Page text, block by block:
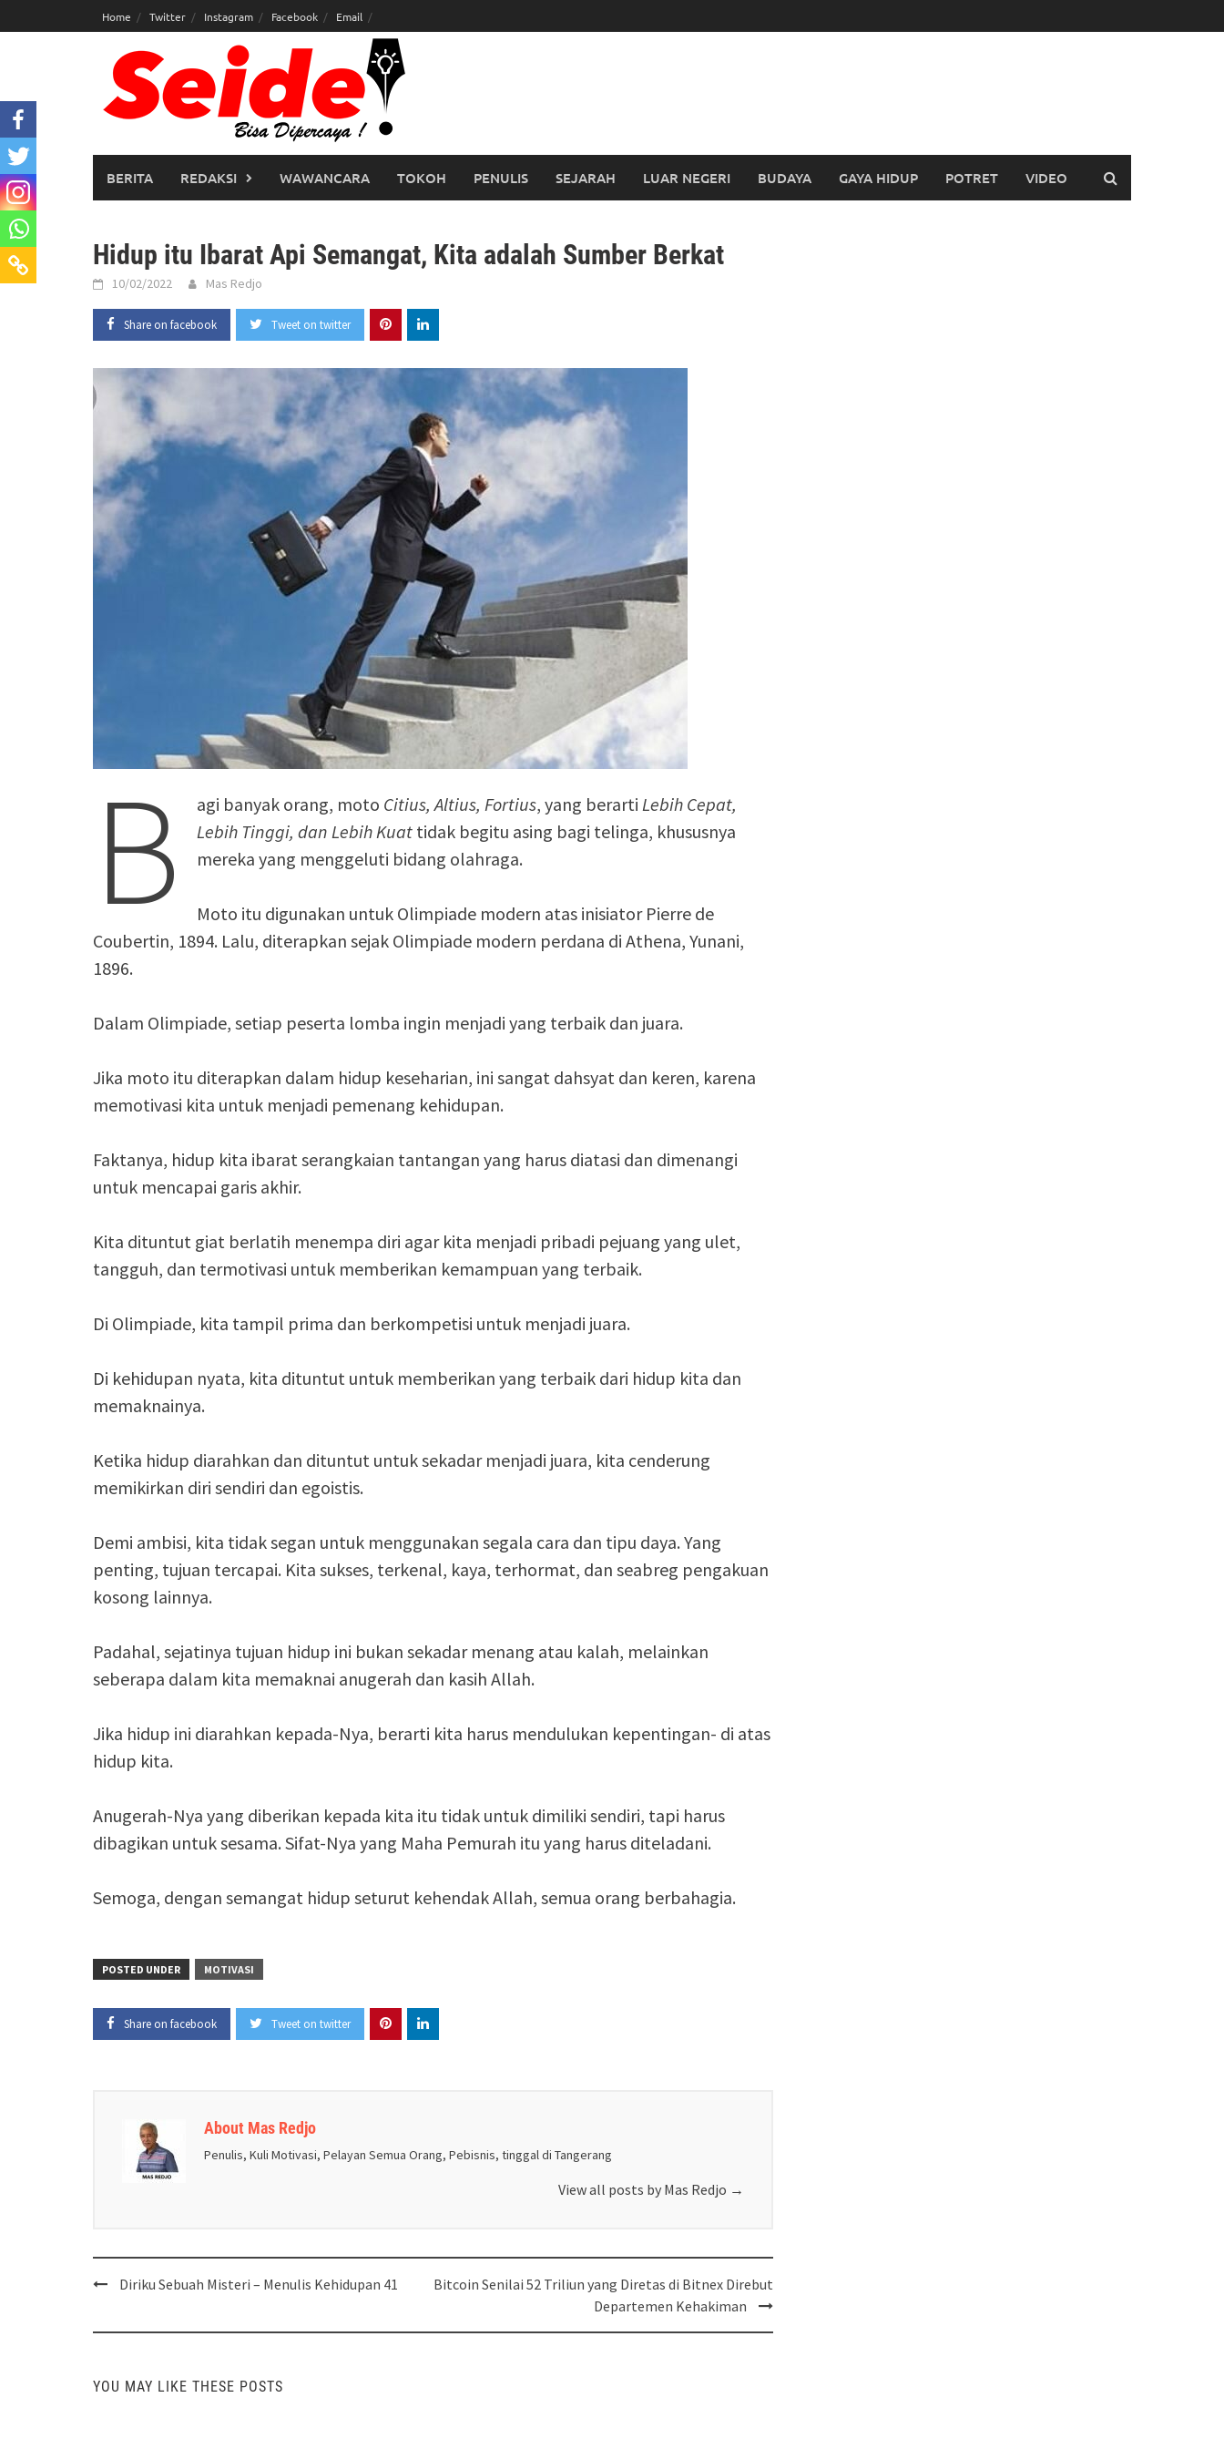
to
Home Twitter Instagram Facebook Email
BERITA REDAKSI WAWANCARA TOKOH PENULIS SEJARAH LUAR NEGERI BUDAYA GAYA HIDUP POTRET VIDEO
Hidup itu Ibarat Api Semangat, Kita adalah Sumber Berkat
10/02/2022 Mas Redjo
Share on facebook Tweet on twitter
B agi banyak orang, moto Citius, Altius, Fortius, yang berarti Lebih Cepat,
Lebih Tinggi, dan Lebih Kuattidak begitu asing bagi telinga, khususnya
mereka yang menggeluti bidang olahraga.
Moto itu digunakan untuk Olimpiade modern atas inisiator Pierre de
Coubertin, 1894. Lalu, diterapkan sejak Olimpiade modern perdana di Athena, Yunani,
1896.
Dalam Olimpiade, setiap peserta lomba ingin menjadi yang terbaik dan juara.
Jika moto itu diterapkan dalam hidup keseharian, ini sangat dahsyat dan keren, karena
memotivasi kita untuk menjadi pemenang kehidupan.
Faktanya, hidup kita ibarat serangkaian tantangan yang harus diatasi dan dimenangi
untuk mencapai garis akhir.
Kita dituntut giat berlatih menempa diri agar kita menjadi pribadi pejuang yang ulet,
tangguh, dan termotivasi untuk memberikan kemampuan yang terbaik.
Di Olimpiade, kita tampil prima dan berkompetisi untuk menjadi juara.
Di kehidupan nyata, kita dituntut untuk memberikan yang terbaik dari hidup kita dan
memaknainya.
Ketika hidup diarahkan dan dituntut untuk sekadar menjadi juara, kita cenderung
memikirkan diri sendiri dan egoistis.
Demi ambisi, kita tidak segan untuk menggunakan segala cara dan tipu daya. Yang
penting, tujuan tercapai. Kita sukses, terkenal, kaya, terhormat, dan seabreg pengakuan
kosong lainnya.
Padahal, sejatinya tujuan hidup ini bukan sekadar menang atau kalah, melainkan
seberapa dalam kita memaknai anugerah dan kasih Allah.
Jika hidup ini diarahkan kepada-Nya, berarti kita harus mendulukan kepentingan- di atas
hidup kita.
Anugerah-Nya yang diberikan kepada kita itu tidak untuk dimiliki sendiri, tapi harus
dibagikan untuk sesama. Sifat-Nya yang Maha Pemurah itu yang harus diteladani.
Semoga, dengan semangat hidup seturut kehendak Allah, semua orang berbahagia.
POSTED UNDER MOTIVASI
Share on facebook Tweet on twitter
About Mas Redjo
Penulis, Kuli Motivasi, Pelayan Semua Orang, Pebisnis, tinggal di Tangerang
View all posts by Mas Redjo →
PostDiriku Sebuah Misteri – Menulis Kehidupan 41
Bitcoin Senilai 52 Triliun yang Diretas di Bitnex Direbut
Departemen Kehakiman
YOU MAY LIKE THESE POSTS